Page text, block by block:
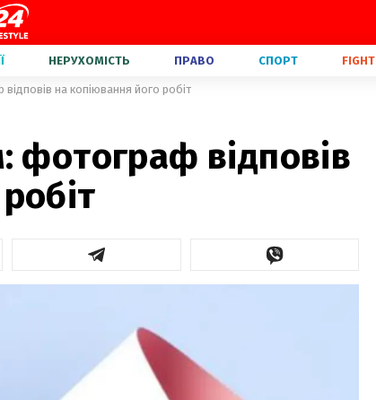
НЕРУХОМІСТЬ ПРАВО СПОРТ FIGHT
на копіювання його робіт
фотограф відповів